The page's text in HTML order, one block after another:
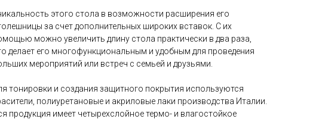
этого стола в возможности расширения его
за счет дополнительных широких вставок. С их
можно увеличить длину стола практически в два раза,
делает его многофункциональным и удобным для проведения
мероприятий или встреч с семьей и друзьями.
тонировки и создания защитного покрытия используются
полиуретановые и акриловые лаки производства Италии.
продукция имеет четырехслойное термо- и влагостойкое